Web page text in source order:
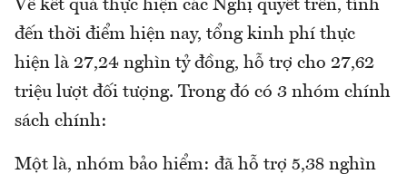
Về kết quả thực hiện các Nghị quyết trên, tính
đến thời điểm hiện nay, tổng kinh phí thực
hiện là 27,24 nghìn tỷ đồng, hỗ trợ cho 27,62
triệu lượt đối tượng. Trong đó có 3 nhóm chính
sách chính:
Một là, nhóm bảo hiểm: đã hỗ trợ 5,38 nghìn